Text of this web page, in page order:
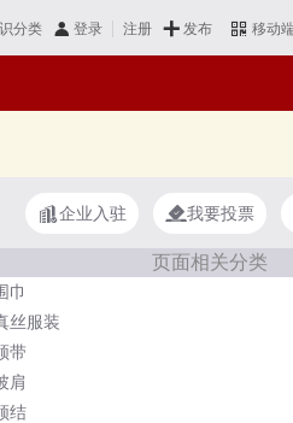
分类 登录 注册 发布 移动
、COACH蔻驰、瑞蚨祥
商标分类的第25类（2511群组）。
企业入驻 我要投票
页面相关分类
巾
丝服装
带
肩
结